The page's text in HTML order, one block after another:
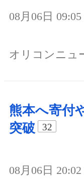
08月06日 09:05
オリコンニュ
熊本へ寄付
突破
32
08月06日 20:02